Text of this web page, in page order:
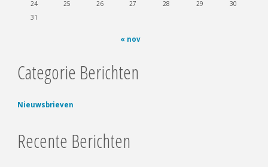
24
25 26 27 28 29
30
31
« nov
Categorie Berichten
Nieuwsbrieven
Recente Berichten